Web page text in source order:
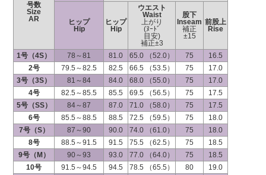
号数
Size
AR
ヒップ
Hip
ヒップ
Hip
ウエスト
Waist
上がり
(ﾇｰﾄﾞ
目安)
補正±3
股下
Inseam
補正
±15
前股上
Rise
1号（4S） 78～81 81.0 65.0 （52.0） 75
16.5
2号
79.5～82.5 82.5 66.5 （53.5） 75
17.0
3号（3S）
81～84 84.0 68.0 （55.0） 75
17.0
4号
82.5～85.5 85.5 69.5 （56.5） 75
17.5
5号（SS）
84～87 87.0 71.0 （58.0） 75
17.5
6号
85.5～88.5 88.5 72.5 （59.5） 75
18.0
7号（S）
87～90 90.0 74.0 （61.0） 75
18.0
8号
88.5～91.5 91.5 75.5 （62.5） 75
18.5
9号（M）
90～93 93.0 77.0 （64.0） 75
18.5
10号
91.5～94.5 94.5 78.5 （65.5） 80
19.0